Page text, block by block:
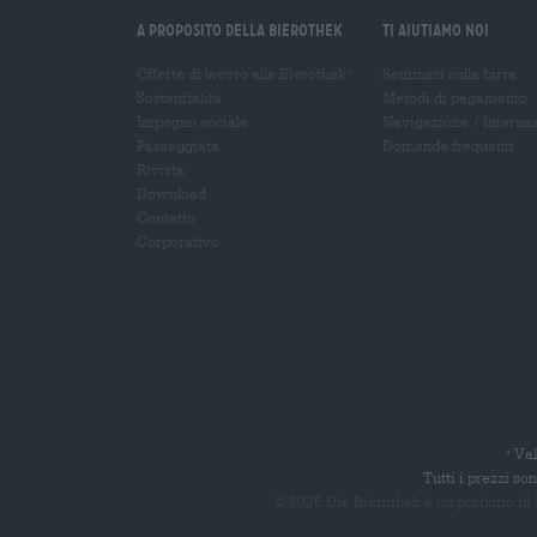
A proposito della Bierothek Ti aiutiamo noi
*
Tutti i prezzi